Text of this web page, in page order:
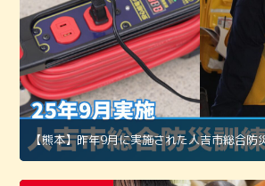
【熊本】昨年9月に実施された人吉市総合